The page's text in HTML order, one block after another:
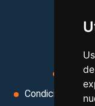
Aviso
Condiciones